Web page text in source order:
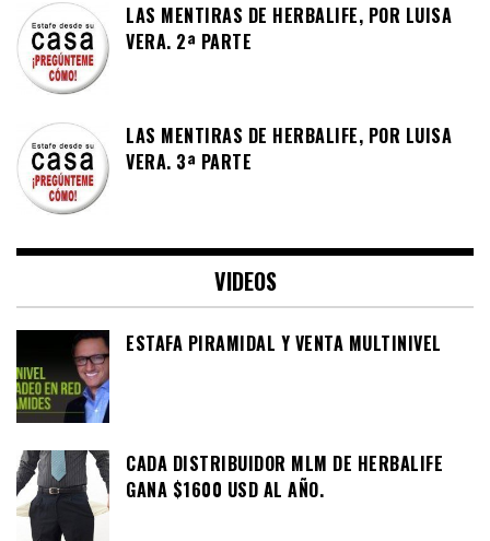
LAS MENTIRAS DE HERBALIFE, POR LUISA
VERA. 2ª PARTE
LAS MENTIRAS DE HERBALIFE, POR LUISA
VERA. 3ª PARTE
VIDEOS
ESTAFA PIRAMIDAL Y VENTA MULTINIVEL
CADA DISTRIBUIDOR MLM DE HERBALIFE
GANA $1600 USD AL AÑO.